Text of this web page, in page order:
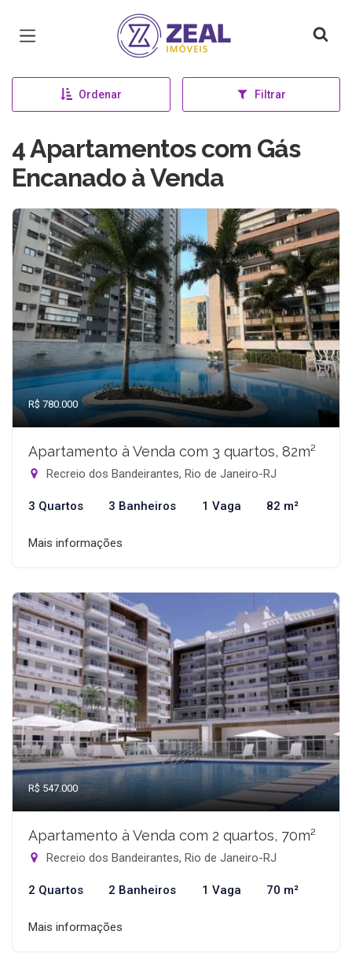
Página inicial
Ordenar Filtrar
4 Apartamentos com Gás
Encanado à Venda
R$ 780.000
Apartamento à Venda com 3 quartos, 82m²
Recreio dos Bandeirantes, Rio de Janeiro-RJ
3 Quartos 3 Banheiros 1 Vaga 82 m²
Mais informações
R$ 547.000
Apartamento à Venda com 2 quartos, 70m²
Recreio dos Bandeirantes, Rio de Janeiro-RJ
2 Quartos 2 Banheiros 1 Vaga 70 m²
Mais informações